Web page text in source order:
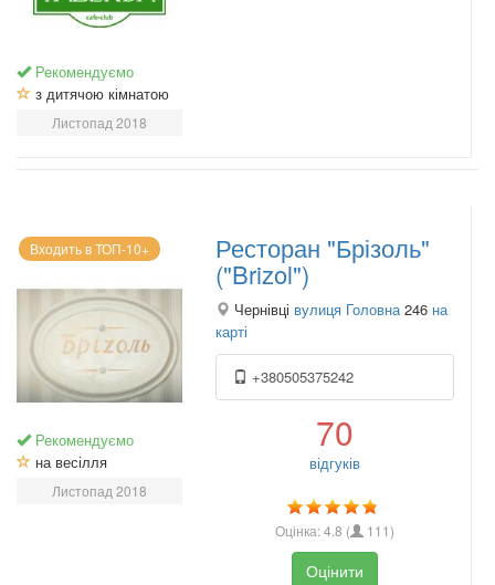
Рекомендуємо
з дитячою кімнатою
Листопад 2018
Входить в ТОП-10+
Рекомендуємо
на весілля
Листопад 2018
Ресторан "Брізоль"
("Brizol")
Чернівці вулиця Головна 246 на
карті
+380505375242
70
відгуків
Оцінка:4.8 ( 111)
Оцінити